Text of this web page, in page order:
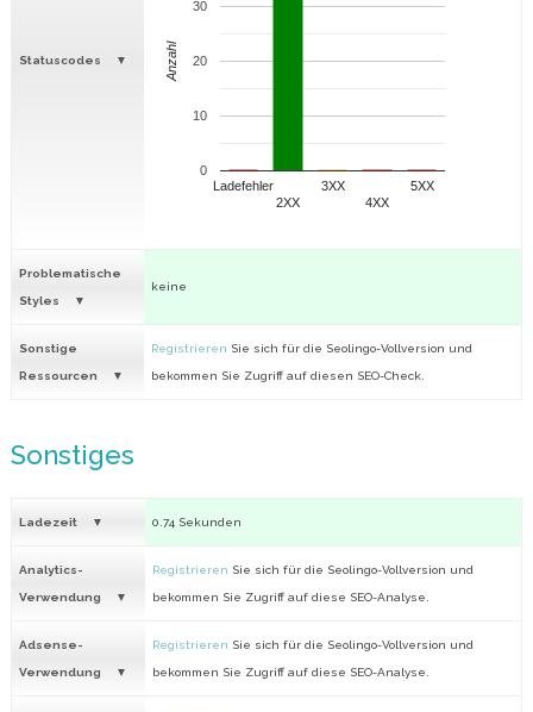
Statuscodes
Ladefehler
2XX
3XX
4XX
5XX
0
10
20
30
Anzahl
Problematische
Styles
keine
Sonstige
Ressourcen
Registrieren Sie sich für die Seolingo-Vollversion und
bekommen Sie Zugriff auf diesen SEO-Check.
Sonstiges
Ladezeit 0.74 Sekunden
Analytics-
Verwendung
Registrieren Sie sich für die Seolingo-Vollversion und
bekommen Sie Zugriff auf diese SEO-Analyse.
Adsense-
Verwendung
Registrieren Sie sich für die Seolingo-Vollversion und
bekommen Sie Zugriff auf diese SEO-Analyse.